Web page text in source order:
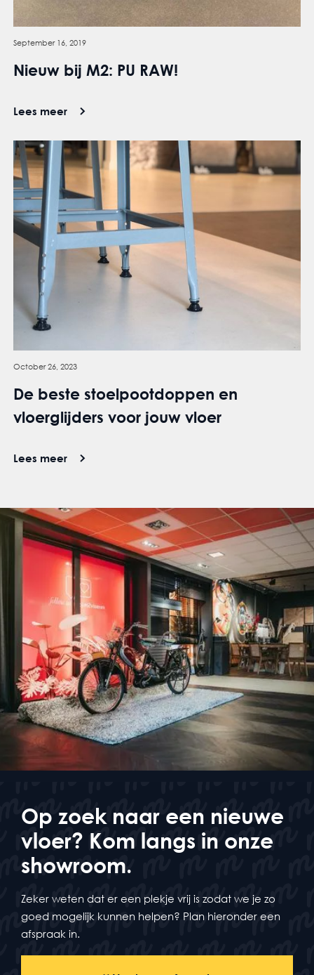
September 16, 2019
Nieuw bij M2: PU RAW!
Lees meer
October 26, 2023
De beste stoelpootdoppen en
vloerglijders voor jouw vloer
Lees meer
Op zoek naar een nieuwe
vloer? Kom langs in onze
showroom.
Zeker weten dat er een plekje vrij is zodat we je zo
goed mogelijk kunnen helpen? Plan hieronder een
afspraak in.